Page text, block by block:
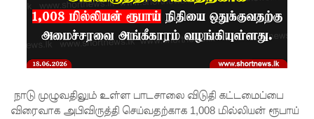
பங்களா
தேஷில்
லாஃப்ஸ்
நாடு முழுவதிலும் உள்ள பாடசாலை விடுதி கட்டமைப்பை
விரைவாக அபிவிருத்தி செய்வதற்காக 1,008 மில்லியன் ரூபாய்